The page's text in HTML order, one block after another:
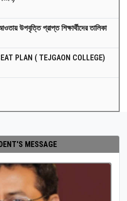
উপবৃত্তি প্রাপ্ত শিক্ষার্থীদের তালিকা
PLAN ( TEJGAON COLLEGE)
MESSAGE